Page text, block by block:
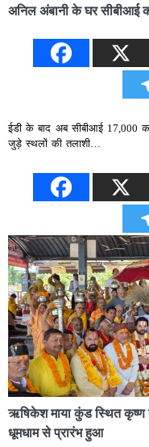
अनिल अंबानी के घर सीबीआई
ईडी के बाद अब सीबीआई 17,000
जुड़े स्‍थलों की तलाशी…
ऋषिकेश माया कुंड स्थित कृष्ण
धूमधाम से प्रारंभ हुआ